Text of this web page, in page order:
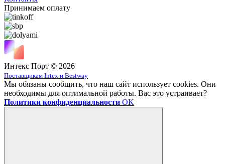
Принимаем оплату
Интекс Порт © 2026
Поставщикам Intex и Bestway
Мы обязаны сообщить, что наш сайт использует cookies. Они
необходимы для оптимальной работы. Вас это устраивает?
Политики конфиденциальности OK